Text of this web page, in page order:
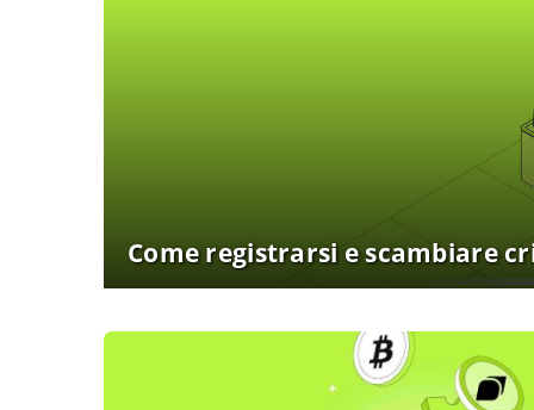
Come registrarsi e scambiare